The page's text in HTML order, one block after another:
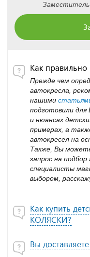
Заместитель
Как правильно
Прежде чем
автокресла,
нашими
подготовили
и нюансах
примерах, а
автокресел на
Также, Вы
запрос на
специалисты
выбором,
Как купить
КОЛЯСКИ?
Вы